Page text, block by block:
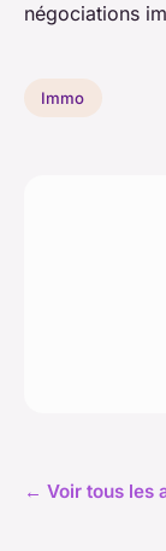
négociations
Immo
← Voir tous les